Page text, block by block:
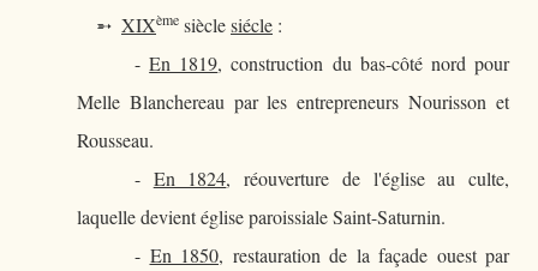
➵ XIXème sièclesiécle :
-En 1819, construction du bas-côté nord pour
Melle Blanchereau par les entrepreneurs Nourisson et
Rousseau.
- En 1824, réouverture de l'église au culte,
laquelle devient église paroissiale Saint-Saturnin.
- En 1850, restauration de la façade ouest par